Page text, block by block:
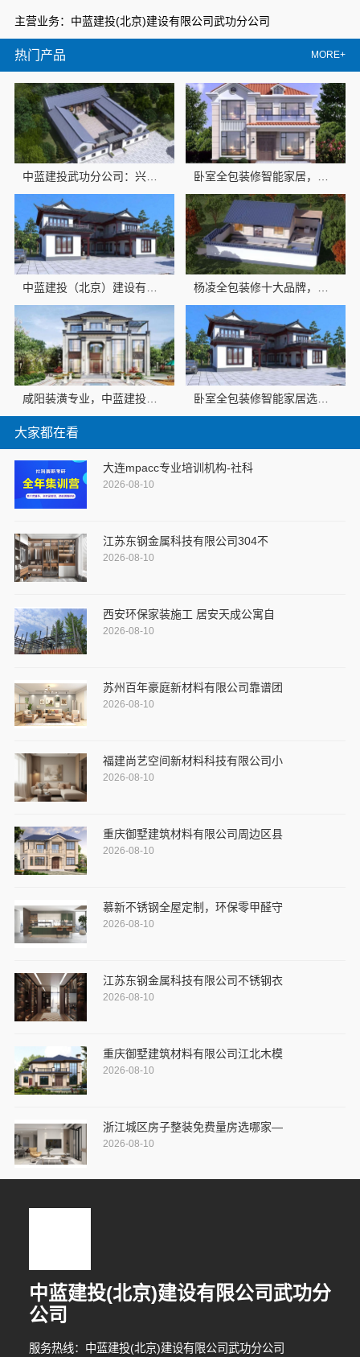
主营业务：中蓝建投(北京)建设有限公司武功分公司
热门产品 MORE+
中蓝建投武功分公司：兴平装修靠谱，全包服务更省心 卧室全包装修智能家居，中蓝建投交付
中蓝建投（北京）建设有限公司武功分公司武功装饰老品牌 杨凌全包装修十大品牌，中蓝建投（北京）建设有限公司武功分公司值得信赖
咸阳装潢专业，中蓝建投（北京）建设有限公司武功分公司全包 卧室全包装修智能家居选中蓝建投武功分公司
大家都在看
大连mpacc专业培训机构-社科
2026-08-10
江苏东钢金属科技有限公司304不
2026-08-10
西安环保家装施工 居安天成公寓自
2026-08-10
苏州百年豪庭新材料有限公司靠谱团
2026-08-10
福建尚艺空间新材料科技有限公司小
2026-08-10
重庆御墅建筑材料有限公司周边区县
2026-08-10
慕新不锈钢全屋定制，环保零甲醛守
2026-08-10
江苏东钢金属科技有限公司不锈钢衣
2026-08-10
重庆御墅建筑材料有限公司江北木模
2026-08-10
浙江城区房子整装免费量房选哪家—
2026-08-10
中蓝建投(北京)建设有限公司武功分
公司
服务热线：中蓝建投(北京)建设有限公司武功分公司